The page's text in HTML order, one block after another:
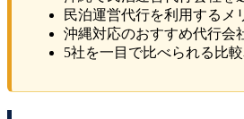
民泊運営代行を利用するメ
沖縄対応のおすすめ代行会
5社を一目で比べられる比